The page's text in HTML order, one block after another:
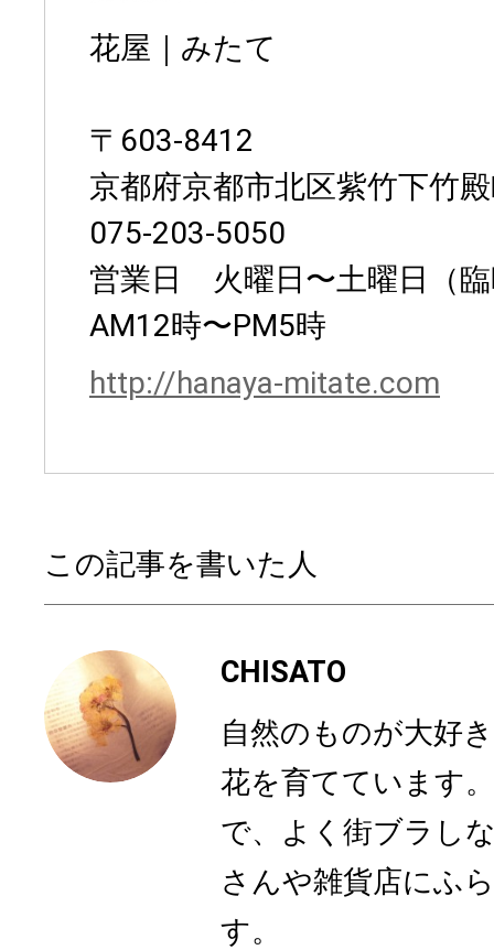
花屋｜みたて
〒603-8412
京都府京都市北区紫竹下竹
075-203-5050
営業日 火曜日〜土曜日（
AM12時〜PM5時
http://hanaya-mitate.com
この記事を書いた人
CHISATO
自然のものが大好
花を育てています
で、よく街ブラし
さんや雑貨店にふ
す。